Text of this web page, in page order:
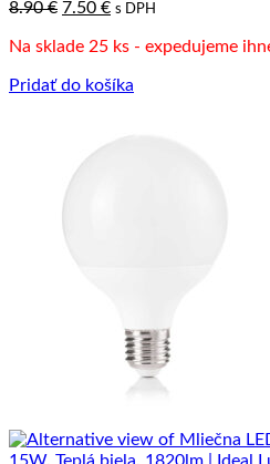
8.90€ Pôvodná
bola:
7.50 €Aktuálna
je:
s DPH
Na sklade 25 ks - expedujeme
Pridať do košíka